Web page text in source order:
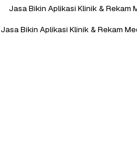
Jasa Bikin Aplikasi Klinik & Rekam
Jasa Bikin Aplikasi Klinik & Rekam